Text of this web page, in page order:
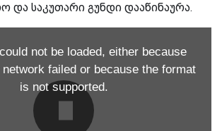
და საკუთარი გუნდი დააწინაურა.
not be loaded, either because
failed or because the format
is not supported.